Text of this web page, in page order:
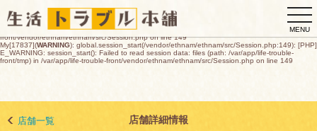
E_WARNING: session_start(): open(/var/app/life-trouble-
front/tmp/sess_bf164775ed9cfaf2360d031f6c874f4e944c9ec30e4c21e842148885a4f2e92c,
O_RDWR) failed: デバイスに空き領域がありません (28) in /var/app/life-trouble-
front/vendor/ethnam/ethnam/src/Session.php on line 149
My[17837](WARNING): global.session_start(/vendor/ethnam/ethnam/src/Session.php:149): [PHP]
E_WARNING: session_start(): Failed to read session data: files (path: /var/app/life-trouble-
front/tmp) in /var/app/life-trouble-front/vendor/ethnam/ethnam/src/Session.php on line 149
MENU
店舗詳細情報
店舗一覧